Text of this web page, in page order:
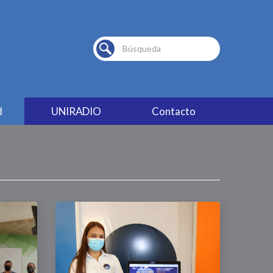
Buscar...
UNIRADIO Contacto